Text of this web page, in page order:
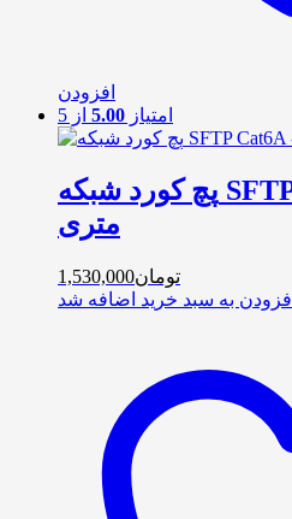
افزودن
امتیاز 5.00 از 5
پچ کورد شبکه SFTP Cat6A – قرمز 2
متری
تومان1,530,000
افزودن به سبد خرید اضافه شد